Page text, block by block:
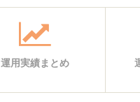
運用実績まとめ